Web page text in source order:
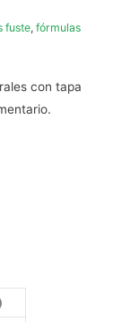
fuste, fórmulas
con tapa